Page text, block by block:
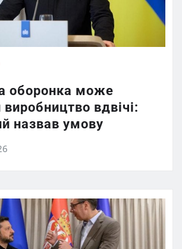
оборонка може
вдвічі:
назвав умову